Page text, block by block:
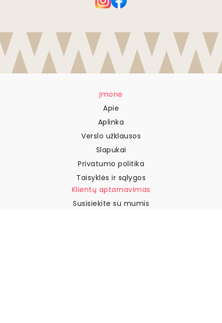
Įmonė
Apie
Aplinka
Verslo užklausos
Slapukai
Privatumo politika
Taisyklės ir sąlygos
Klientų aptarnavimas
Susisiekite su mumis